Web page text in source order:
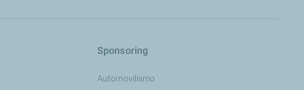
Sponsoring
Automovilismo